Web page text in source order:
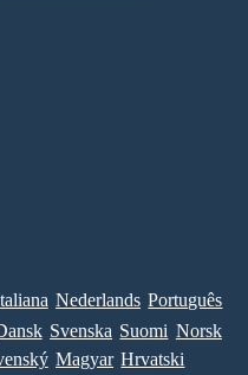
Nederlands Português
Svenska Suomi Norsk
Magyar Hrvatski